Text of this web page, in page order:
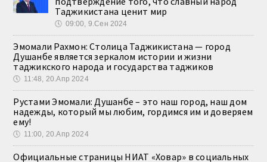
Таджикистана ценит мир
🕔 09:00, 9.Сен 2024
Эмомали Рахмон: Столица Таджикистана — город
Душанбе является зеркалом истории и жизни
таджикского народа и государства таджиков
🕔 11:48, 20.Апр 2024
Рустами Эмомали: Душанбе – это наш город, наш дом
надежды, который мы любим, гордимся им и доверяем
ему!
🕔 11:00, 20.Апр 2024
Официальные страницы НИАТ «Ховар» в социальных